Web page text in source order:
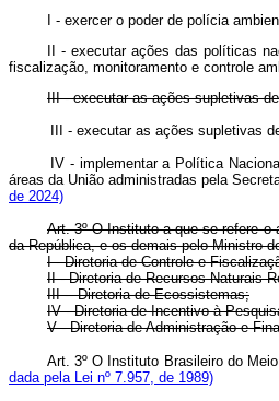
I - exercer o poder de polícia
II - executar ações das políticas
fiscalização, monitoramento e controle
III - executar as ações supletivas
III - executar as ações supletivas
IV - implementar a Política
áreas da União administradas pela
de 2024)
Art. 3º O Instituto a que se refere o
da República, e os demais pelo Ministro
I - Diretoria de Controle e
II - Diretoria de Recursos Naturais
III -- Diretoria de Ecossistemas;
IV - Diretoria de Incentivo à
V - Diretoria de Administração e
Art. 3º O Instituto Brasileiro do
dada pela Lei nº 7.957, de 1989)